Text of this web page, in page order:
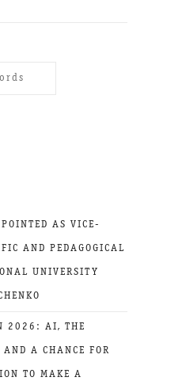
AS VICE-
AND PEDAGOGICAL
UNIVERSITY
2026: AI, THE
AND A CHANCE FOR
TO MAKE A